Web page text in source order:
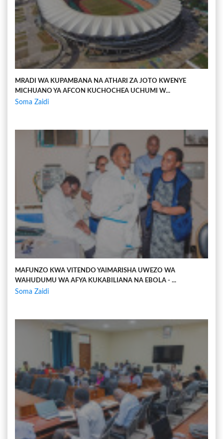
MRADI WA KUPAMBANA NA ATHARI ZA JOTO KWENYE
MICHUANO YA AFCON KUCHOCHEA UCHUMI W...
Soma Zaidi
MAFUNZO KWA VITENDO YAIMARISHA UWEZO WA
WAHUDUMU WA AFYA KUKABILIANA NA EBOLA - ...
Soma Zaidi